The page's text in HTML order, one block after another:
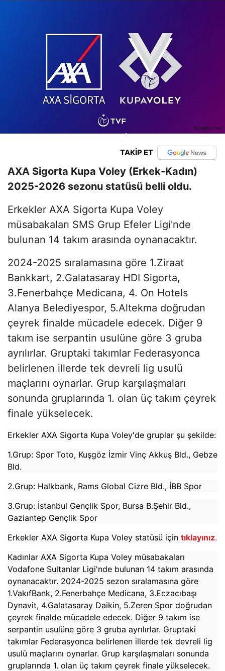
TAKİP ET
AXA Sigorta Kupa Voley (Erkek-Kadın)
2025-2026 sezonu statüsü belli oldu.
Erkekler AXA Sigorta Kupa Voley
müsabakaları SMS Grup Efeler Ligi'nde
bulunan 14 takım arasında oynanacaktır.
2024-2025 sıralamasına göre 1.Ziraat
Bankkart, 2.Galatasaray HDI Sigorta,
3.Fenerbahçe Medicana, 4. On Hotels
Alanya Belediyespor, 5.Altekma doğrudan
çeyrek finalde mücadele edecek. Diğer 9
takım ise serpantin usulüne göre 3 gruba
ayrılırlar. Gruptaki takımlar Federasyonca
belirlenen illerde tek devreli lig usulü
maçlarını oynarlar. Grup karşılaşmaları
sonunda gruplarında 1. olan üç takım çeyrek
finale yükselecek.
Erkekler AXA Sigorta Kupa Voley'de gruplar şu şekilde:
1.Grup: Spor Toto, Kuşgöz İzmir Vinç Akkuş Bld., Gebze
Bld.
2.Grup: Halkbank, Rams Global Cizre Bld., İBB Spor
3.Grup: İstanbul Gençlik Spor, Bursa B.Şehir Bld.,
Gaziantep Gençlik Spor
Erkekler AXA Sigorta Kupa Voley statüsü için tıklayınız.
Kadınlar AXA Sigorta Kupa Voley müsabakaları
Vodafone Sultanlar Ligi'nde bulunan 14 takım arasında
oynanacaktır. 2024-2025 sezon sıralamasına göre
1.VakıfBank, 2.Fenerbahçe Medicana, 3.Eczacıbaşı
Dynavit, 4.Galatasaray Daikin, 5.Zeren Spor doğrudan
çeyrek finalde mücadele edecek. Diğer 9 takım ise
serpantin usulüne göre 3 gruba ayrılırlar. Gruptaki
takımlar Federasyonca belirlenen illerde tek devreli lig
usulü maçlarını oynarlar. Grup karşılaşmaları sonunda
gruplarında 1. olan üç takım çeyrek finale yükselecek.